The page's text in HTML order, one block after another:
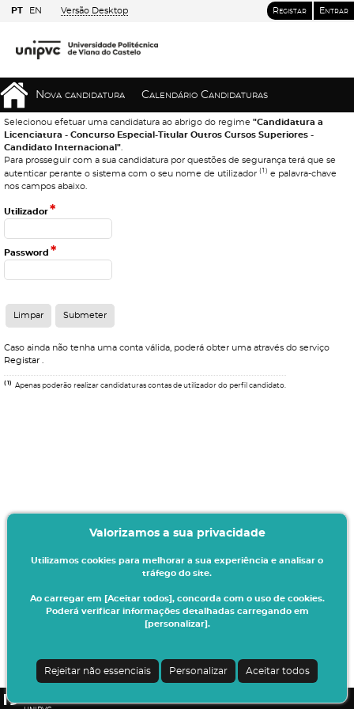
PT EN Versão Desktop Registar Entrar
Nova candidatura Calendário Candidaturas
Selecionou efetuar uma candidatura ao abrigo do regime "Candidatura a
Licenciatura - Concurso Especial-Titular Outros Cursos Superiores -
Candidato Internacional"
Para prosseguir com a sua candidatura por questões de segurança terá que se
autenticar perante o sistema com o seu nome de utilizador (1) e palavra-chave
nos campos abaixo.
Utilizador*
Password *
Caso ainda não tenha uma conta válida, poderá obter uma através do serviço
Registar
(1) Apenas poderão realizar candidaturas contas de utilizador do perfil candidato.
sua matrícula/inscrição no presente ano letivo.
Todos os dados introduzidos serão da sua responsabilidade.
Valorizamos a sua privacidade
Utilizamos cookies para melhorar a sua experiência e analisar o
tráfego do site.
Ao carregar em [Aceitar todos], concorda com o uso de cookies.
Poderá verificar informações detalhadas carregando em
[personalizar].
Rejeitar não essenciais Personalizar Aceitar todos